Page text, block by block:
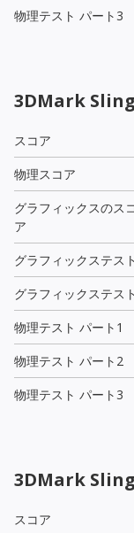
物理テスト パート3
3DMark
スコア
物理スコア
グラフィックスのス
ア
グラフィックステス
グラフィックステス
物理テスト パート1
物理テスト パート2
物理テスト パート3
3DMark
スコア